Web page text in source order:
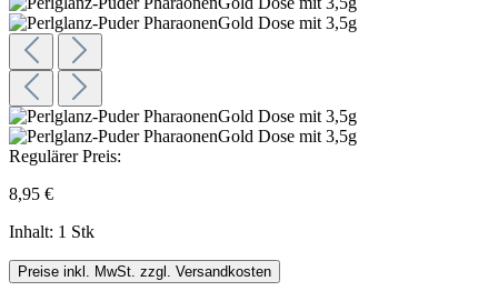
Regulärer Preis:
8,95 €
Inhalt: 1 Stk
Preise inkl. MwSt. zzgl. Versandkosten